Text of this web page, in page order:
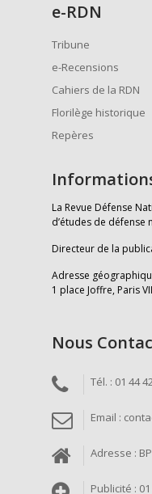
e-RDN
Tribune
e-Recensions
Cahiers de la RDN
Florilège historique
Repères
La Revue Défense
d’études de défense
Directeur de la
Adresse
1 place Joffre, Paris VII
Nous
Tél. : 01 44
Email :
Adresse :
Publicité : 01